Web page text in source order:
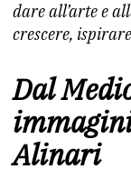
dare all’arte e
crescere,
Dal
Alinari